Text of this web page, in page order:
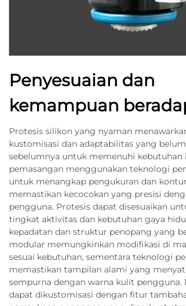
Penyesuaian dan
kemampuan
Protesis silikon yang nyaman
kustomisasi dan adaptabilitas yang
sebelumnya untuk memenuhi kebutuhan
pemasangan menggunakan teknologi
untuk menangkap pengukuran dan
memastikan kecocokan yang presisi
pengguna. Protesis dapat disesuaikan
tingkat aktivitas dan kebutuhan gaya
kepadatan dan struktur penopang yang
modular memungkinkan modifikasi di
sesuai kebutuhan, sementara teknologi
memastikan tampilan alami yang
sempurna dengan warna kulit pengguna.
dapat dikustomisasi dengan fitur